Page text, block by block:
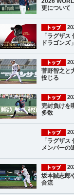
更について
「ラグザ
ドラゴンズ
菅野智之と
投じる
完封負けを
多数
「ラグザ
メンバーの
坂本誠志郎
合流